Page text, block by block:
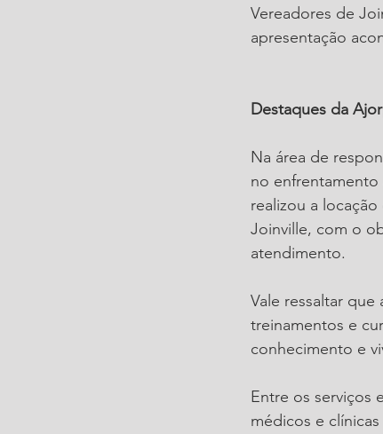
Vereadores de
apresentação
Destaques da
Na área de
no enfrentamento
realizou a
Joinville, com o
atendimento.
Vale ressaltar
treinamentos e
conhecimento e
Entre os serviços
médicos e